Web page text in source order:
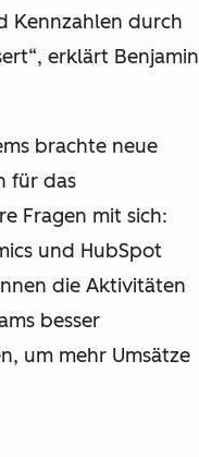
Kennzahlen durch
erklärt Benjamin
brachte neue
für das
Fragen mit sich:
und HubSpot
die Aktivitäten
besser
um mehr Umsätze